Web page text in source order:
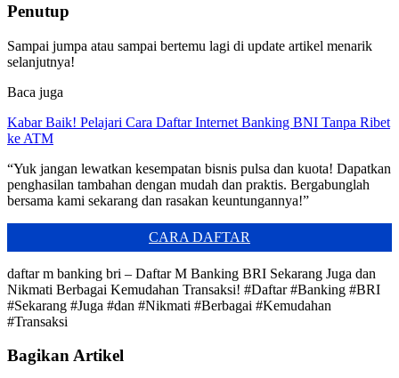
Penutup
Sampai jumpa atau sampai bertemu lagi di update artikel menarik
selanjutnya!
Baca juga
Kabar Baik! Pelajari Cara Daftar Internet Banking BNI Tanpa Ribet
ke ATM
“Yuk jangan lewatkan kesempatan bisnis pulsa dan kuota! Dapatkan
penghasilan tambahan dengan mudah dan praktis. Bergabunglah
bersama kami sekarang dan rasakan keuntungannya!”
CARA DAFTAR
daftar m banking bri – Daftar M Banking BRI Sekarang Juga dan
Nikmati Berbagai Kemudahan Transaksi! #Daftar #Banking #BRI
#Sekarang #Juga #dan #Nikmati #Berbagai #Kemudahan
#Transaksi
Bagikan Artikel